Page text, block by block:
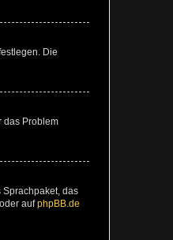
Die
das Problem
das
oder aufphpBB.de